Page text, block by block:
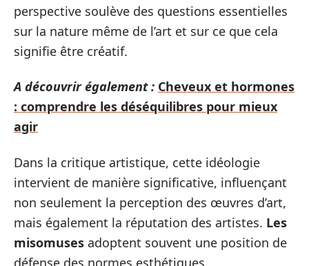
perspective soulève des questions essentielles
sur la nature même de l’art et sur ce que cela
signifie être créatif.
A découvrir également : Cheveux et hormones
: comprendre les déséquilibres pour mieux
agir
Dans la critique artistique, cette idéologie
intervient de manière significative, influençant
non seulement la perception des œuvres d’art,
mais également la réputation des artistes. Les
misomuses adoptent souvent une position de
défense des normes esthétiques